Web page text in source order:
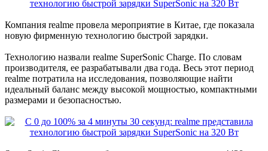
Компания realme провела мероприятие в Китае, где показала
новую фирменную технологию быстрой зарядки.
Технологию назвали realme SuperSonic Charge. По словам
производителя, ее разрабатывали два года. Весь этот период
realme потратила на исследования, позволяющие найти
идеальный баланс между высокой мощностью, компактными
размерами и безопасностью.